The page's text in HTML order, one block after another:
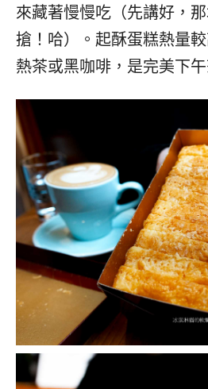
來藏著慢慢吃（先講好，
搶！哈）。起酥蛋糕熱量
熱茶或黑咖啡，是完美下午